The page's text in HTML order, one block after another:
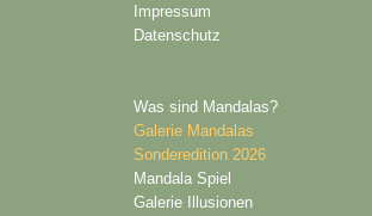
Impressum
Datenschutz
Was sind Mandalas?
Galerie Mandalas
Sonderedition 2026
Mandala Spiel
Galerie Illusionen